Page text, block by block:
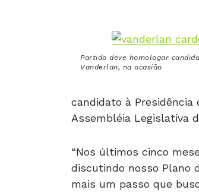
Partido deve homologar
Vanderlan, na ocasião
candidato à Presidência
Assembléia Legislativa
“Nos últimos cinco
discutindo nosso Plano
mais um passo que